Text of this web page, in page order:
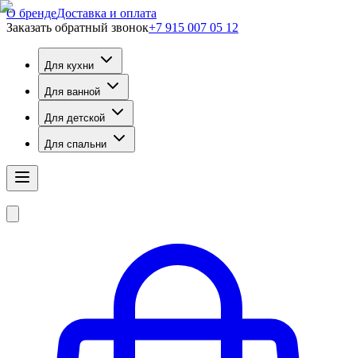
О брендеДоставка и оплата
Заказать обратный звонок+7 915 007 05 12
Для кухни
Для ванной
Для детской
Для спальни